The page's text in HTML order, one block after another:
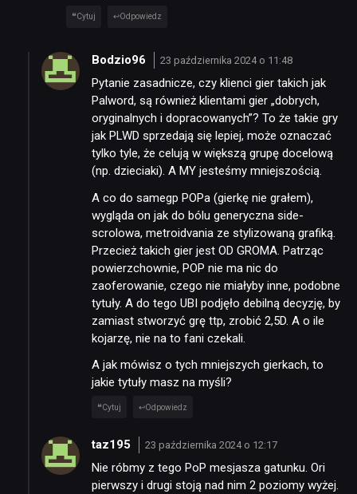
Cytuj Odpowiedz
Bodzio96 23 października 2024 o 11:48
Pytanie zasadnicze, czy klienci gier takich jak
Palword, są również klientami gier „dobrych,
oryginalnych i dopracowanych”? To że takie gry
jak PLWD sprzedają się lepiej, może oznaczać
tylko tyle, że celują w większą grupę docelową
(np. dzieciaki). A MY jesteśmy mniejszością.
A co do samegp POPa (gierkę nie grałem),
wygląda on jak do bólu generyczna side-
scrolowa, metroidvania ze stylizowaną grafiką.
Przecież takich gier jest OD GROMA. Patrząc
powierzchownie, POP nie ma nic do
zaoferowanie, czego nie miałyby inne, podobne
tytuły. A do tego UBI podjęło debilną decyzję, by
zamiast stworzyć grę ttp, zrobić 2,5D. A o ile
kojarzę, nie na to fani czekali.
A jak mówisz o tych mniejszych gierkach, to
jakie tytuły masz na myśli?
Cytuj Odpowiedz
taz195 23 października 2024 o 12:17
Nie róbmy z tego PoP mesjasza gatunku. Ori
pierwszy i drugi stoją nad nim 2 poziomy wyżej.